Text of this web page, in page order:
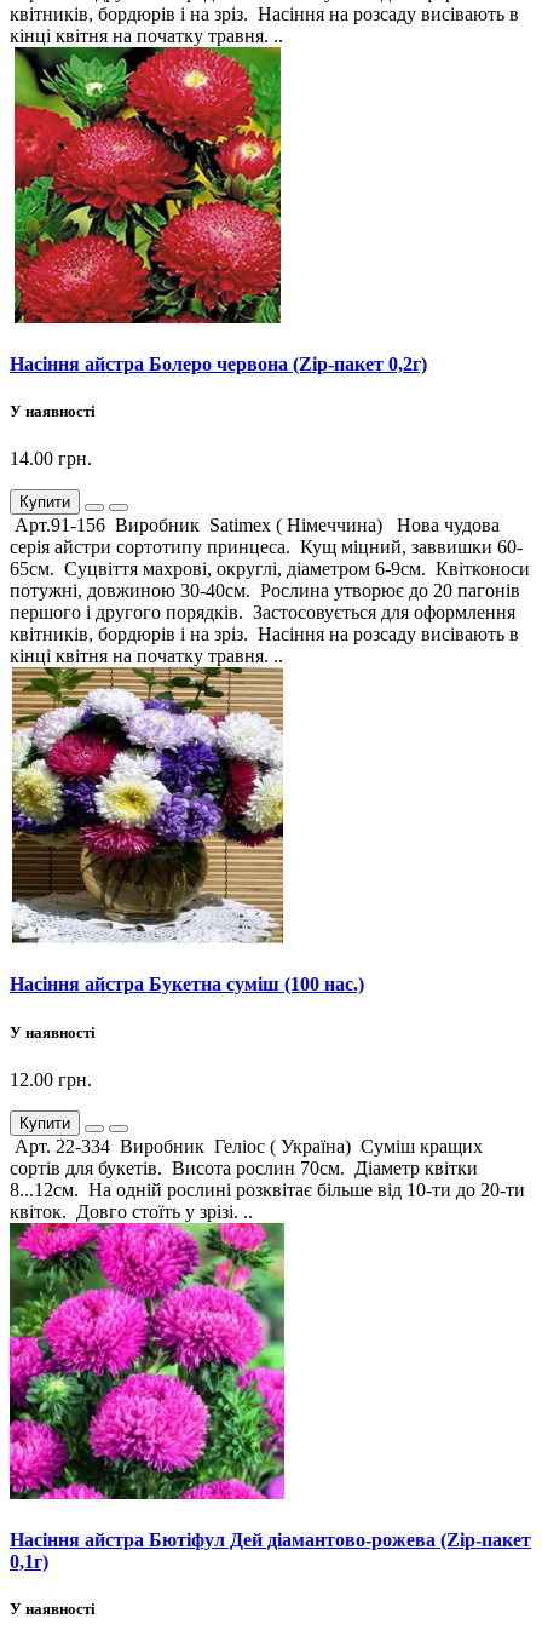
квітників, бордюрів і на зріз. Насіння на розсаду висівають в
кінці квітня на початку травня. ..
Насіння айстра Болеро червона (Zip-пакет 0,2г)
У наявності
14.00 грн.
Купити
Арт.91-156 Виробник Satimex ( Німеччина) Нова чудова
серія айстри сортотипу принцеса. Кущ міцний, заввишки 60-
65см. Суцвіття махрові, округлі, діаметром 6-9см. Квітконоси
потужні, довжиною 30-40см. Рослина утворює до 20 пагонів
першого і другого порядків. Застосовується для оформлення
квітників, бордюрів і на зріз. Насіння на розсаду висівають в
кінці квітня на початку травня. ..
Насіння айстра Букетна суміш (100 нас.)
У наявності
12.00 грн.
Купити
Арт. 22-334 Виробник Геліос ( Україна) Суміш кращих
сортів для букетів. Висота рослин 70см. Діаметр квітки
8...12см. На одній рослині розквітає більше від 10-ти до 20-ти
квіток. Довго стоїть у зрізі. ..
Насіння айстра Бютіфул Дей діамантово-рожева (Zip-пакет
0,1г)
У наявності